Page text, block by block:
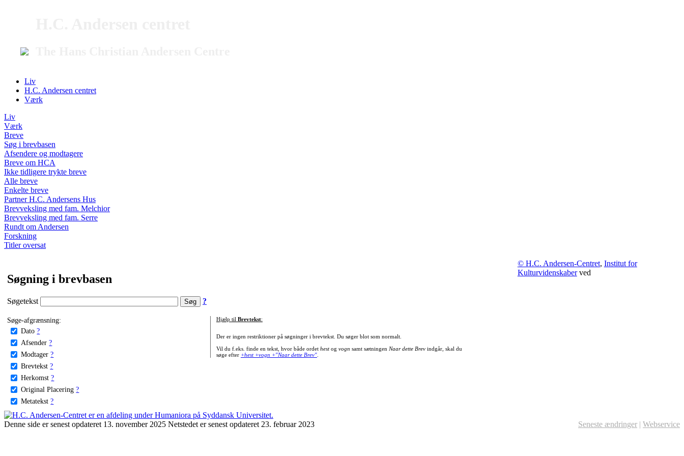
Liv
H.C. Andersen centret
Værk
Liv
Værk
Breve
Søg i brevbasen
Afsendere og modtagere
Breve om HCA
Ikke tidligere trykte breve
Alle breve
Enkelte breve
Partner H.C. Andersens Hus
Brevveksling med fam. Melchior
Brevveksling med fam. Serre
Rundt om Andersen
Forskning
Titler oversat
Søgning i brevbasen
Søgetekst ?
Søge-afgrænsning:
Dato ?
Afsender ?
Modtager ?
Brevtekst ?
Herkomst ?
Original Placering ?
Metatekst ?
Hjælp til Brevtekst:
Der er ingen restriktioner på søgninger i brevtekst. Du søger blot som normalt.
Vil du f.eks. finde en tekst, hvor både ordet hestog vogn samt sætningen Naar dette Brevindgår, skal du
søge efter +hest +vogn +"Naar dette Brev".
© H.C. Andersen-Centret, Institut for
Kulturvidenskaberved
Denne side er senest opdateret 13. november 2025 Netstedet er senest opdateret 23. februar 2023 Seneste ændringer | Webservice